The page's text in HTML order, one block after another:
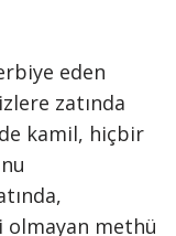
eden
zatında
kamil, hiçbir
olmayan methü